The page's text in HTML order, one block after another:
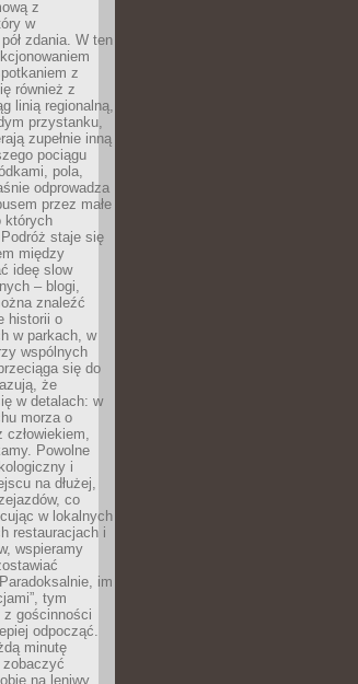
z
w
zdania. W ten
z
również z
linią regionalną,
przystanku,
zupełnie inną
pociągu
pola,
odprowadza
przez małe
których
staje się
między
ideę slow
– blogi,
znaleźć
historii o
w parkach, w
wspólnych
się do
że
w detalach: w
morza o
człowiekiem,
Powolne
i
na dłużej,
co
w lokalnych
restauracjach i
wspieramy
im
tym
z gościnności
odpocząć.
minutę
zobaczyć
na leniwy